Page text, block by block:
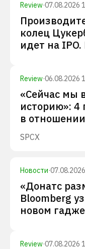
Review·07.08.2026
колец
идет на IPO.
Review·06.08.2026
«Сейчас мы
историю»: 4
в
SPCX
Новости·
«Донатс
Bloomberg
новом
Review·07.08.2026